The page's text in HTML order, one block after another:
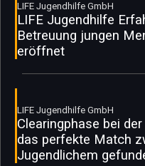
LIFE Jugendhilfe GmbH
LIFE Jugendhilfe
Betreuung jungen
eröffnet
LIFE Jugendhilfe GmbH
Clearingphase bei
das perfekte Match
Jugendlichem